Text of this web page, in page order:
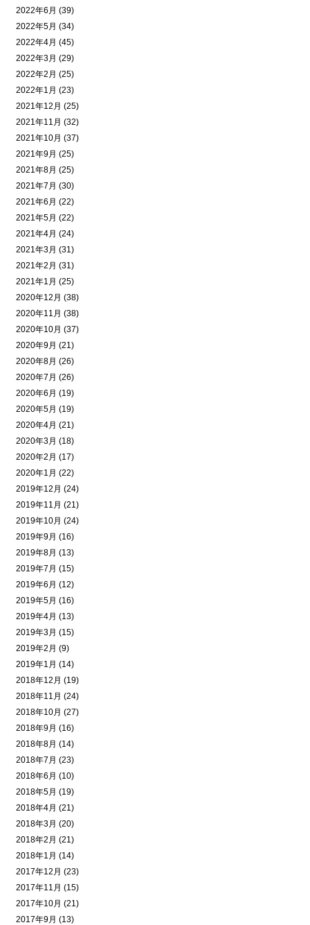
2022年6月 (39)
2022年5月 (34)
2022年4月 (45)
2022年3月 (29)
2022年2月 (25)
2022年1月 (23)
2021年12月 (25)
2021年11月 (32)
2021年10月 (37)
2021年9月 (25)
2021年8月 (25)
2021年7月 (30)
2021年6月 (22)
2021年5月 (22)
2021年4月 (24)
2021年3月 (31)
2021年2月 (31)
2021年1月 (25)
2020年12月 (38)
2020年11月 (38)
2020年10月 (37)
2020年9月 (21)
2020年8月 (26)
2020年7月 (26)
2020年6月 (19)
2020年5月 (19)
2020年4月 (21)
2020年3月 (18)
2020年2月 (17)
2020年1月 (22)
2019年12月 (24)
2019年11月 (21)
2019年10月 (24)
2019年9月 (16)
2019年8月 (13)
2019年7月 (15)
2019年6月 (12)
2019年5月 (16)
2019年4月 (13)
2019年3月 (15)
2019年2月 (9)
2019年1月 (14)
2018年12月 (19)
2018年11月 (24)
2018年10月 (27)
2018年9月 (16)
2018年8月 (14)
2018年7月 (23)
2018年6月 (10)
2018年5月 (19)
2018年4月 (21)
2018年3月 (20)
2018年2月 (21)
2018年1月 (14)
2017年12月 (23)
2017年11月 (15)
2017年10月 (21)
2017年9月 (13)